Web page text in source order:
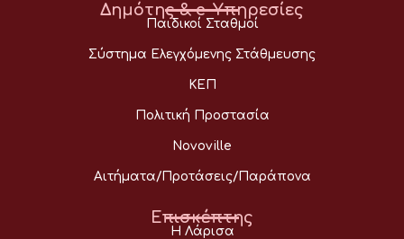
Δημότης & e-Υπηρεσίες
Παιδικοί Σταθμοί
Σύστημα Ελεγχόμενης Στάθμευσης
ΚΕΠ
Πολιτική Προστασία
Novoville
Αιτήματα/Προτάσεις/Παράπονα
Επισκέπτης
Η Λάρισα